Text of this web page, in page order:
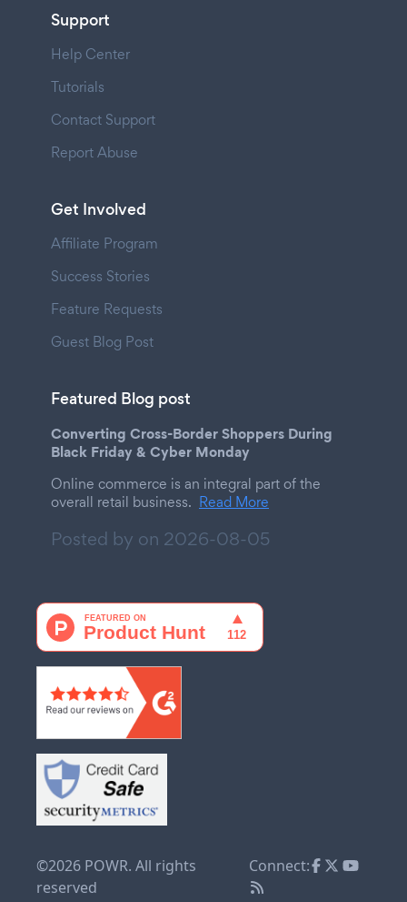
Support
Help Center
Tutorials
Contact Support
Report Abuse
Get Involved
Affiliate Program
Success Stories
Feature Requests
Guest Blog Post
Featured Blog post
Converting Cross-Border Shoppers During
Black Friday & Cyber Monday
Online commerce is an integral part of the
overall retail business. Read More
Posted by on 2026-08-05
©2026 POWR. All rights
reserved
Connect: